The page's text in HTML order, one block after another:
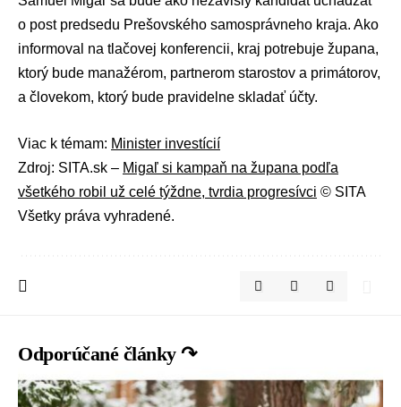
o post predsedu Prešovského samosprávneho kraja. Ako
informoval na tlačovej konferencii, kraj potrebuje župana,
ktorý bude manažérom, partnerom starostov a primátorov,
a človekom, ktorý bude pravidelne skladať účty.
Viac k témam: Minister investícií
Zdroj: SITA.sk – Migaľ si kampaň na župana podľa
všetkého robil už celé týždne, tvrdia progresívci © SITA
Všetky práva vyhradené.
Odporúčané články ↷